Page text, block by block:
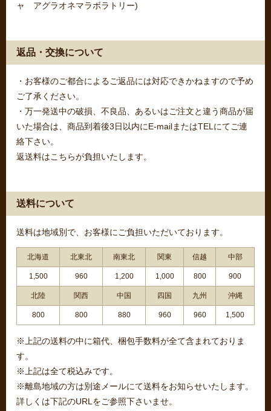
ャ アグラオネマラボラトリー)
返品・交換について
・お客様のご都合によるご返品には対応できかねますので予め
ご了承ください。
・万一発送中の破損、不良品、あるいはご注文と違う商品が届
いた場合は、商品到着後3日以内にE-mailまたはTELにてご連
絡下さい。
返送料はこちらが負担いたします。
送料について
送料は地域別で、お客様にご負担いただいております。
北海道 北東北 南東北 関東 信越 中部
1,500 960 1,200 1,000 800 900
北陸 関西 中国 四国 九州 沖縄
800 800 880 960 960 1,500
※上記の送料の中に箱代、梱包手数料が全て含まれておりま
す。
※上記は全て税込みです。
※離島地域の方は別途メールにて送料をお知らせいたします。
詳しくは下記のURLをご参照下さいませ。